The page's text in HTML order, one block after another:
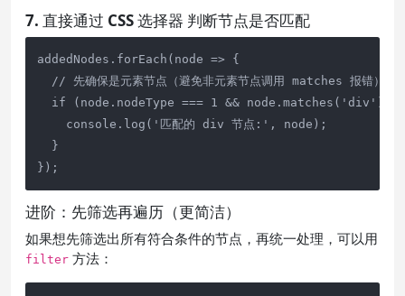
7. 直接通过 CSS 选择器 判断节点是否匹配
addedNodes.forEach(node => {
  // 先确保是元素节点（避免非元素节点调用 matches 报错）
if (node.nodeType === 1 && node.matches('div'))
    console.log('匹配的 div 节点:', node);
  }
});
进阶：先筛选再遍历（更简洁）
如果想先筛选出所有符合条件的节点，再统一处理，可以用
filter 方法：